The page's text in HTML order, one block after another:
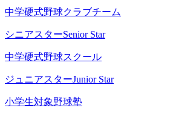
中学硬式野球クラブチーム
シニアスターSenior Star
中学硬式野球スクール
ジュニアスターJunior Star
小学生対象野球塾